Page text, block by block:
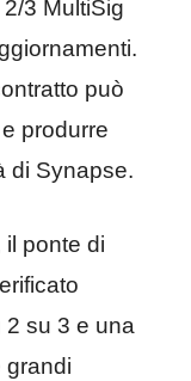
3 MultiSig
può
produrre
di Synapse.
il ponte di
2 su 3 e una
grandi